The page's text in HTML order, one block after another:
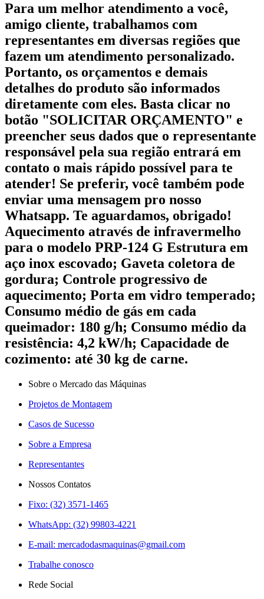
Para um melhor atendimento a você,
amigo cliente, trabalhamos com
representantes em diversas regiões que
fazem um atendimento personalizado.
Portanto, os orçamentos e demais
detalhes do produto são informados
diretamente com eles. Basta clicar no
botão "SOLICITAR ORÇAMENTO" e
preencher seus dados que o representante
responsável pela sua região entrará em
contato o mais rápido possível para te
atender! Se preferir, você também pode
enviar uma mensagem pro nosso
Whatsapp. Te aguardamos, obrigado!
Aquecimento através de infravermelho
para o modelo PRP-124 G Estrutura em
aço inox escovado; Gaveta coletora de
gordura; Controle progressivo de
aquecimento; Porta em vidro temperado;
Consumo médio de gás em cada
queimador: 180 g/h; Consumo médio da
resistência: 4,2 kW/h; Capacidade de
cozimento: até 30 kg de carne.
Sobre o Mercado das Máquinas
Projetos de Montagem
Casos de Sucesso
Sobre a Empresa
Representantes
Nossos Contatos
Fixo: (32) 3571-1465
WhatsApp: (32) 99803-4221
E-mail: mercadodasmaquinas@gmail.com
Trabalhe conosco
Rede Social